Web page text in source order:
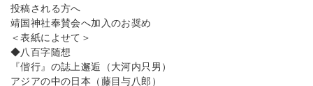
投稿される方へ
靖国神社奉賛会へ加入のお奨め
＜表紙によせて＞
◆八百字随想
『偕行』の誌上邂逅（大河内只男）
アジアの中の日本（藤目与八郎）